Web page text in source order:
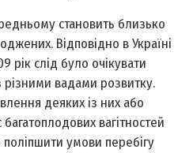
становить близько
Відповідно в Україні
рік слід було очікувати
різними вадами розвитку.
деяких із них або
вагітностей
умови перебігу